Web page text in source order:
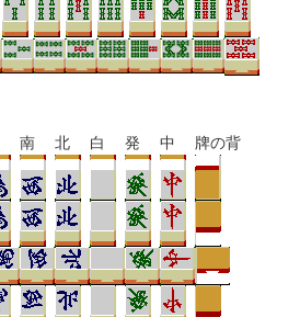
南 北 白 発 中 牌の背